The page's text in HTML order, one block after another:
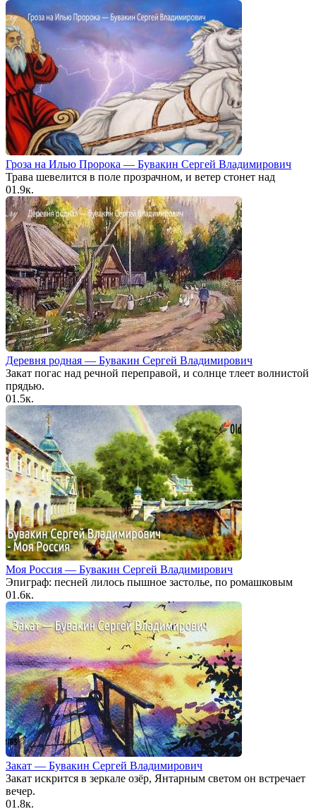
Гроза на Илью Пророка — Бувакин Сергей Владимирович
Трава шевелится в поле прозрачном, и ветер стонет над
01.9к.
Деревня родная — Бувакин Сергей Владимирович
Закат погас над речной переправой, и солнце тлеет волнистой
прядью.
01.5к.
Моя Россия — Бувакин Сергей Владимирович
Эпиграф: песней лилось пышное застолье, по ромашковым
01.6к.
Закат — Бувакин Сергей Владимирович
Закат искрится в зеркале озёр, Янтарным светом он встречает
вечер.
01.8к.